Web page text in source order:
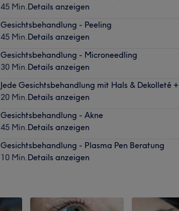
45 Min.Details anzeigen
Gesichtsbehandlung - Peeling
45 Min.Details anzeigen
Gesichtsbehandlung - Microneedling
30 Min.Details anzeigen
Jede Gesichtsbehandlung mit Hals & Dekolleté +
20 Min.Details anzeigen
Gesichtsbehandlung - Akne
45 Min.Details anzeigen
Gesichtsbehandlung - Plasma Pen Beratung
10 Min.Details anzeigen